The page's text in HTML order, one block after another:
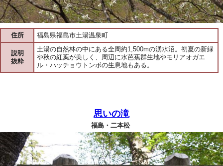
住所 福島県福島市土湯温泉町
説明
抜粋
土湯の自然林の中にある全周約1,500mの湧水沼。初夏の新緑
や秋の紅葉が美しく、周辺に水芭蕉群生地やモリアオガエ
ル・ハッチョウトンボの生息地もある。
思いの滝
福島・二本松